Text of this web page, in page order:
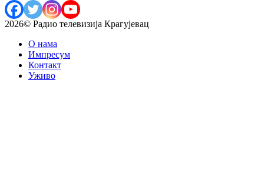
2026© Радио телевизија Крагујевац
О нама
Импресум
Контакт
Уживо